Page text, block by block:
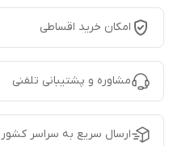
امکان خرید اقساطی
مشاوره و پشتیبانی تلفنی
ارسال سریع به سراسر کشور